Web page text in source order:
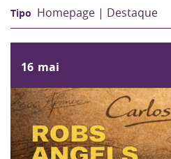
Homepage | Destaque
16 mai